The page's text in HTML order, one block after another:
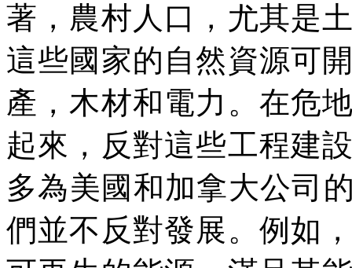
著，農村人口，尤其是
這些國家的自然資源可
產，木材和電力。在危
起來，反對這些工程建
多為美國和加拿大公司
們並不反對發展。例如